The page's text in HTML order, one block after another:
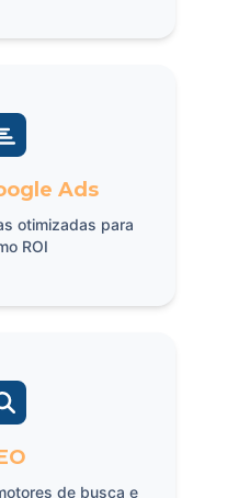
Ads
otimizadas para
ROI
de busca e